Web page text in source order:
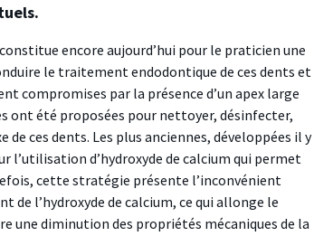
encore aujourd’hui pour le praticien une
le traitement endodontique de ces dents et
compromises par la présence d’un apex large
ont été proposées pour nettoyer, désinfecter,
ces dents. Les plus anciennes, développées il y
l’utilisation d’hydroxyde de calcium qui permet
cette stratégie présente l’inconvénient
de l’hydroxyde de calcium, ce qui allonge le
une diminution des propriétés mécaniques de la